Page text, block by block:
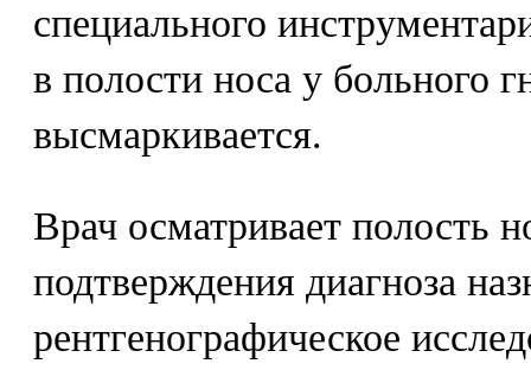
специального
в полости носа у больного
высмаркивается.
Врач осматривает полость
подтверждения диагноза
рентгенографическое